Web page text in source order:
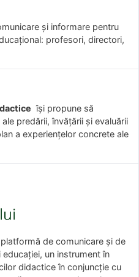
și informare pentru
profesori, directori,
îşi propune să
predării, învăţării şi evaluării
a experienţelor concrete ale
de comunicare și de
un instrument în
didactice în conjuncție cu